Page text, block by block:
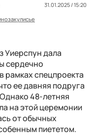
31.01.2025 / 15:20
Уиерспун дала
сердечно
рамках спецпроекта
ее давняя подруга
48-летняя
на этой церемонии
от обычных
пиететом.